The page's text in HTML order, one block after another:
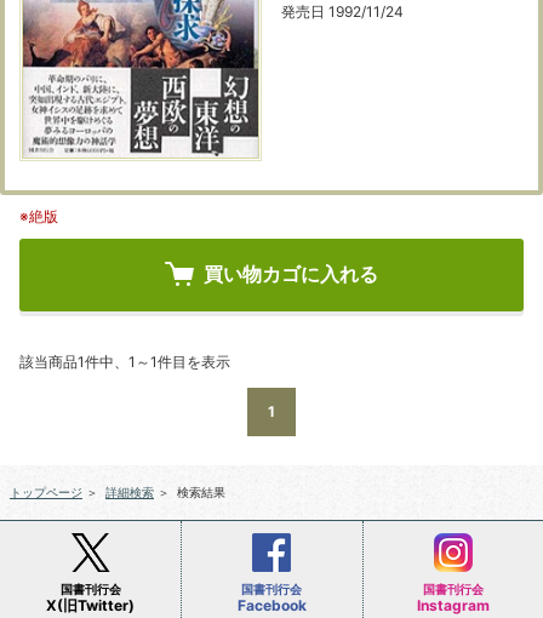
発売日 1992/11/24
※絶版
買い物カゴに入れる
該当商品1件中、1～1件目を表示
1
トップページ ＞ 詳細検索 ＞ 検索結果
国書刊行会
X(旧Twitter)
国書刊行会
Facebook
国書刊行会
Instagram